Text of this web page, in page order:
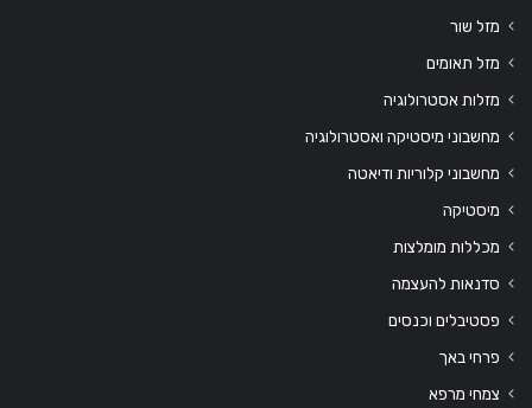
מזל שור
מזל תאומים
מזלות אסטרולוגיה
מחשבוני מיסטיקה ואסטרולוגיה
מחשבוני קלוריות ודיאטה
מיסטיקה
מכללות מומלצות
סדנאות להעצמה
פסטיבלים וכנסים
פרחי באך
צמחי מרפא